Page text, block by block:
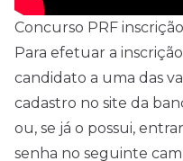
Concurso PRF
Para efetuar a
candidato a uma das
cadastro no site da
ou, se já o possui,
senha no seguinte